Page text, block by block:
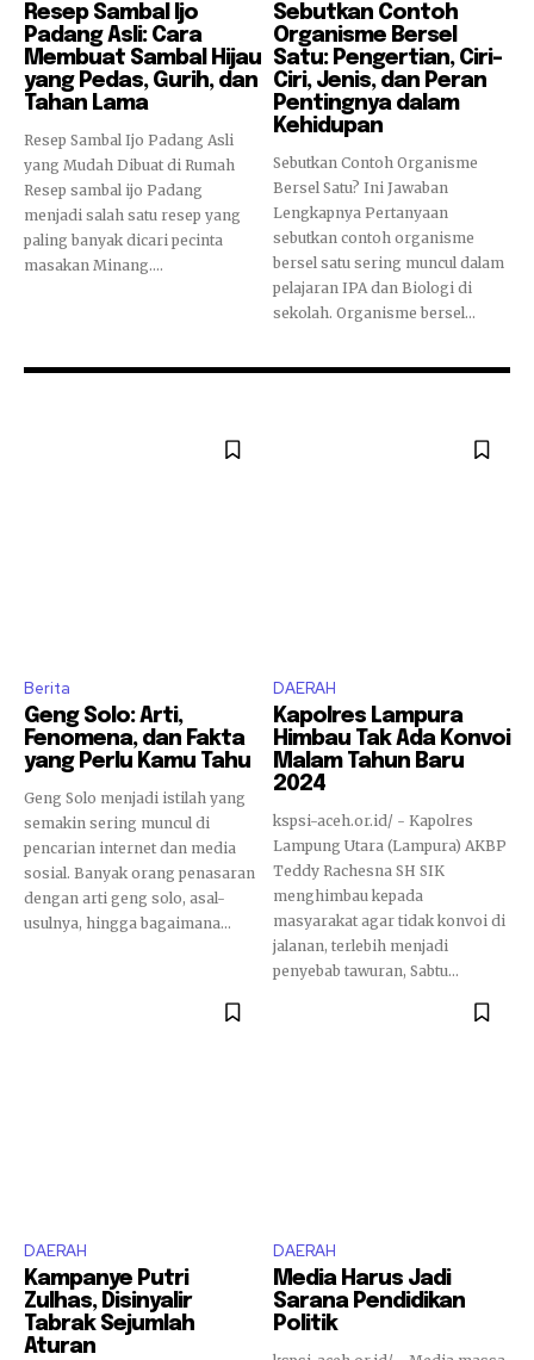
Resep Sambal Ijo
Padang Asli: Cara
Membuat Sambal Hijau
yang Pedas, Gurih, dan
Tahan Lama
Resep Sambal Ijo Padang Asli
yang Mudah Dibuat di Rumah
Resep sambal ijo Padang
menjadi salah satu resep yang
paling banyak dicari pecinta
masakan Minang....
Sebutkan Contoh
Organisme Bersel
Satu: Pengertian, Ciri-
Ciri, Jenis, dan Peran
Pentingnya dalam
Kehidupan
Sebutkan Contoh Organisme
Bersel Satu? Ini Jawaban
Lengkapnya Pertanyaan
sebutkan contoh organisme
bersel satu sering muncul dalam
pelajaran IPA dan Biologi di
sekolah. Organisme bersel...
Berita
Geng Solo: Arti,
Fenomena, dan Fakta
yang Perlu Kamu Tahu
Geng Solo menjadi istilah yang
semakin sering muncul di
pencarian internet dan media
sosial. Banyak orang penasaran
dengan arti geng solo, asal-
usulnya, hingga bagaimana...
DAERAH
Kapolres Lampura
Himbau Tak Ada Konvoi
Malam Tahun Baru
2024
kspsi-aceh.or.id/ - Kapolres
Lampung Utara (Lampura) AKBP
Teddy Rachesna SH SIK
menghimbau kepada
masyarakat agar tidak konvoi di
jalanan, terlebih menjadi
penyebab tawuran, Sabtu...
DAERAH
Kampanye Putri
Zulhas, Disinyalir
Tabrak Sejumlah
Aturan
DAERAH
Media Harus Jadi
Sarana Pendidikan
Politik